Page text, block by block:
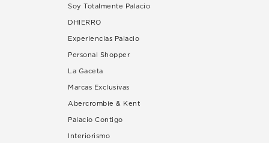
Soy Totalmente Palacio
DHIERRO
Experiencias Palacio
Personal Shopper
La Gaceta
Marcas Exclusivas
Abercrombie & Kent
Palacio Contigo
Interiorismo